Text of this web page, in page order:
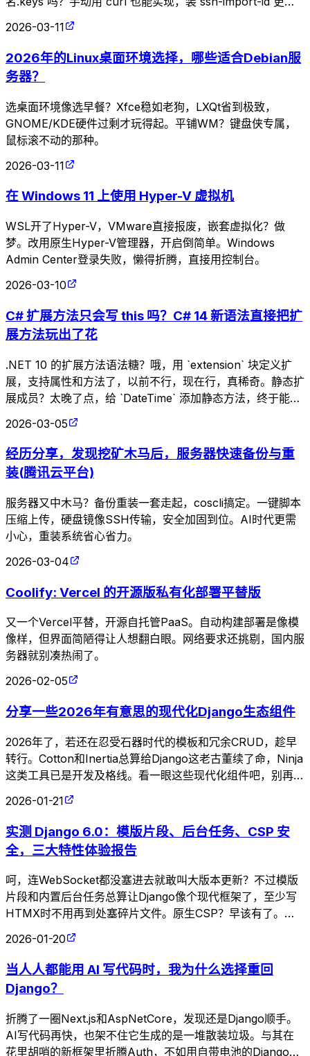
效，但谁稀罕这些花里胡哨的。
2026-03-11
2026年的Linux桌面环境选择，哪些适合Debian服
务器？
选桌面环境像选早餐？Xfce稳如老狗，LXQt省到极致，
GNOME/KDE硬件过剩才玩得起。平铺WM？键盘侠专属，
鼠标滚不动的那种。
2026-03-11
在 Windows 11 上使用 Hyper-V 虚拟机
WSL开了Hyper-V，VMware直接报废，嵌套虚拟化？做
梦。改用原生Hyper-V管理器，开启倒简单。Windows
Admin Center登录失败，懒得折腾，直接用控制台。
2026-03-10
C# 扩展方法只会写 this 吗？C# 14 新语法直接把扩
展方法玩出了花
.NET 10 的扩展方法语法糖？哦，用 `extension` 块定义扩
展，支持属性和方法了，以前不行，现在行，真稀奇。静态扩
展成员？太晚了点，给 `DateTime` 添加静态方法，终于能优
2026-03-05
经历分享，发现挖矿木马后，服务器快速备份与重
装(腾讯云平台)
服务器又中木马？备份重装一套走起，coscli搞定。一键脚本
压缩上传，硬盘镜像SSH传输，安全加固到位。AI时代更需
小心，重装系统省心省力。
2026-03-04
Coolify: Vercel 的开源版私有化部署平替版
又一个Vercel平替，开源自托管PaaS。自动构建部署是像模
像样，但界面简陋得让人想翻白眼。网络要求还挑剔，国内服
务器就别凑热闹了。
2026-02-05
分享一些2026年有意思的现代化Django生态组件
2026年了，若还在忍受石器时代的模板和冗余CRUD，趁早
转行。Cotton和Inertia总算给Django这老古董续了命，Ninja
这类工具已是开发及格线。看一眼这些现代化组件吧，别再用
2026-01-21
实测 Django 6.0：模版片段、后台任务、CSP 安
全，三大特性体验报告
呵，连WebSocket都没塞进去就敢叫大版本更新？不过模版
片段和内置后台任务总算让Django像个现代框架了，至少写
HTMX时不用再到处塞碎片文件。原生CSP？早该有了。至
于抛弃Python 3.11——跟不上时代的版本留着也是累赘。
2026-01-20
当人人都能用 AI 写代码时，我为什么选择重回
Django？
折腾了一圈Next.js和AspNetCore，发现还是Django顺手。
AI写代码再快，也架不住它生成的是一堆散装垃圾。与其在
花里胡哨的新框架里折腾Auth，不如用自带电池的Django把